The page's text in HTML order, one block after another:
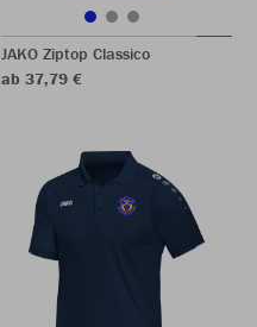
JAKO Ziptop Classico
ab 37,79 €